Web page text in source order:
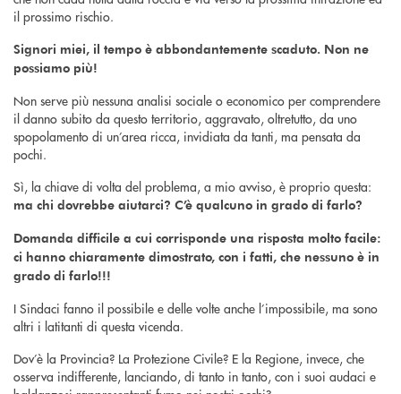
il prossimo rischio.
Signori miei, il tempo è abbondantemente scaduto. Non ne
possiamo più!
Non serve più nessuna analisi sociale o economico per comprendere
il danno subito da questo territorio, aggravato, oltretutto, da uno
spopolamento di un’area ricca, invidiata da tanti, ma pensata da
pochi.
Sì, la chiave di volta del problema, a mio avviso, è proprio questa:
ma chi dovrebbe aiutarci? C’è qualcuno in grado di farlo?
Domanda difficile a cui corrisponde una risposta molto facile:
ci hanno chiaramente dimostrato, con i fatti, che nessuno è in
grado di farlo!!!
I Sindaci fanno il possibile e delle volte anche l’impossibile, ma sono
altri i latitanti di questa vicenda.
Dov’è la Provincia? La Protezione Civile? E la Regione, invece, che
osserva indifferente, lanciando, di tanto in tanto, con i suoi audaci e